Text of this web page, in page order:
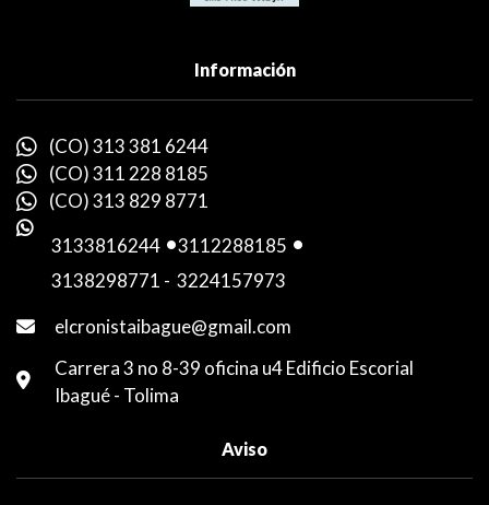
Información
(CO) 313 381 6244
(CO) 311 228 8185
(CO) 313 829 8771
3133816244 -3112288185 -
3138298771 - 3224157973
elcronistaibague@gmail.com
Carrera 3 no 8-39 oficina u4 Edificio Escorial
Ibagué - Tolima
Aviso